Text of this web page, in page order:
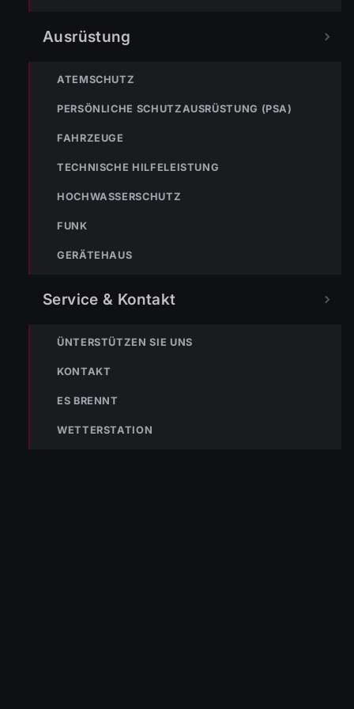
Ausrüstung
ATEMSCHUTZ
PERSÖNLICHE SCHUTZAUSRÜSTUNG (PSA)
FAHRZEUGE
TECHNISCHE HILFELEISTUNG
HOCHWASSERSCHUTZ
FUNK
GERÄTEHAUS
Service & Kontakt
ÜNTERSTÜTZEN SIE UNS
KONTAKT
ES BRENNT
WETTERSTATION